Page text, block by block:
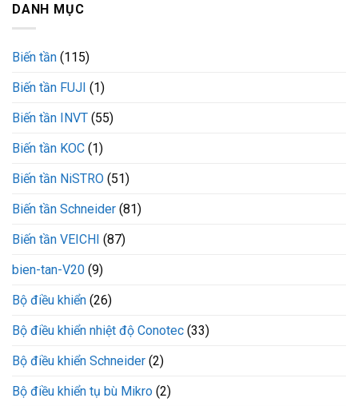
DANH MỤC
Biến tần (115)
Biến tần FUJI (1)
Biến tần INVT (55)
Biến tần KOC (1)
Biến tần NiSTRO (51)
Biến tần Schneider (81)
Biến tần VEICHI (87)
bien-tan-V20 (9)
Bộ điều khiển (26)
Bộ điều khiển nhiệt độ Conotec (33)
Bộ điều khiển Schneider (2)
Bộ điều khiển tụ bù Mikro (2)